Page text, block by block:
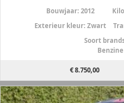
Bouwjaar: 2012
Exterieur kleur: Zwart
Soort
Benzine
€ 8.750,00